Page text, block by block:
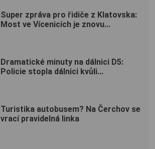
Super zpráva pro řidiče z Klatovska:
Most ve Vícenicích je znovu...
Dramatické minuty na dálnici D5:
Policie stopla dálnici kvůli...
Turistika autobusem? Na Čerchov se
vrací pravidelná linka